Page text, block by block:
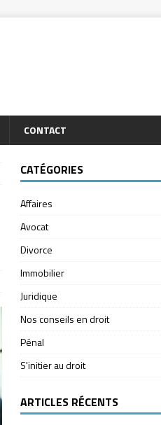
CONTACT
CATÉGORIES
Affaires
Avocat
Divorce
Immobilier
Juridique
Nos conseils en droit
Pénal
S'initier au droit
ARTICLES RÉCENTS